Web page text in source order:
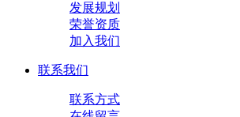
发展规划
荣誉资质
加入我们
联系我们
联系方式